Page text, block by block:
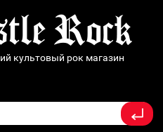
культовый рок магазин